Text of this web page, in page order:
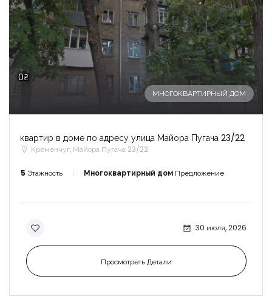
0₴
МНОГОКВАРТИРНЫЙ ДОМ
квартир в доме по адресу улица Майора Пугача 23/22
Кременчуг, Майора Пугача 23/22
5 Этажность Многоквартирный дом Предложение
30 июля, 2026
Просмотреть Детали